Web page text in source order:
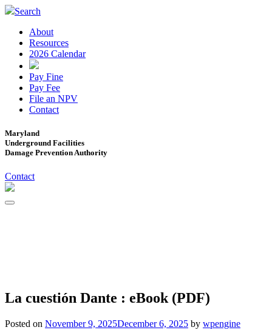
Search
About
Resources
2026 Calendar
Pay Fine
Pay Fee
File an NPV
Contact
Maryland
Underground Facilities
Damage Prevention Authority
Contact
La cuestión Dante : eBook (PDF)
Posted on November 9, 2025December 6, 2025 by wpengine